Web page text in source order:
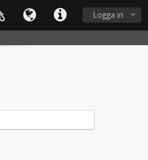
Logga in